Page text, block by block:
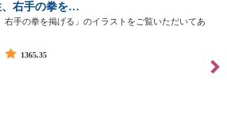
、右手の拳を…
右手の拳を掲げる」のイラストをご覧いただいてあ
1365.35